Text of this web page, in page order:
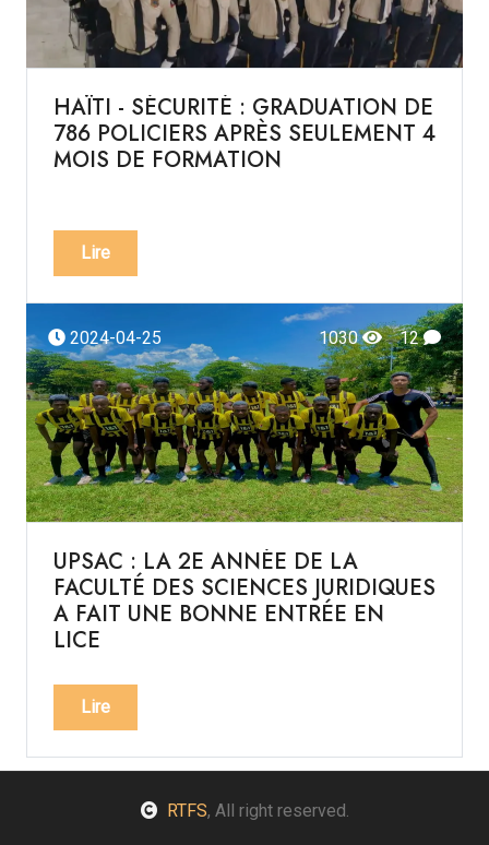
HAÏTI - SÉCURITÉ : GRADUATION DE
786 POLICIERS APRÈS SEULEMENT 4
MOIS DE FORMATION
Lire
2024-04-25 1030 12
UPSAC : LA 2E ANNÉE DE LA
FACULTÉ DES SCIENCES JURIDIQUES
A FAIT UNE BONNE ENTRÉE EN
LICE
Lire
RTFS, All right reserved.